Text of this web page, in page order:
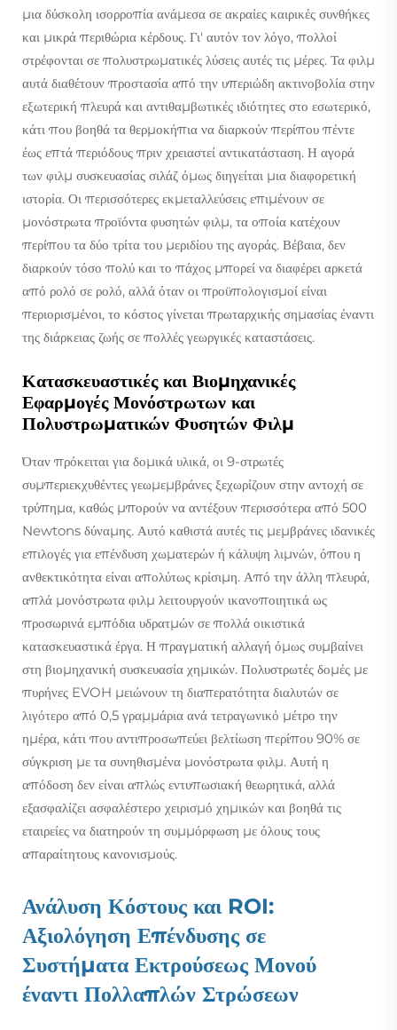
μια δύσκολη ισορροπία ανάμεσα σε ακραίες καιρικές συνθήκες
και μικρά περιθώρια κέρδους. Γι' αυτόν τον λόγο, πολλοί
στρέφονται σε πολυστρωματικές λύσεις αυτές τις μέρες. Τα φιλμ
αυτά διαθέτουν προστασία από την υπεριώδη ακτινοβολία στην
εξωτερική πλευρά και αντιθαμβωτικές ιδιότητες στο εσωτερικό,
κάτι που βοηθά τα θερμοκήπια να διαρκούν περίπου πέντε
έως επτά περιόδους πριν χρειαστεί αντικατάσταση. Η αγορά
των φιλμ συσκευασίας σιλάζ όμως διηγείται μια διαφορετική
ιστορία. Οι περισσότερες εκμεταλλεύσεις επιμένουν σε
μονόστρωτα προϊόντα φυσητών φιλμ, τα οποία κατέχουν
περίπου τα δύο τρίτα του μεριδίου της αγοράς. Βέβαια, δεν
διαρκούν τόσο πολύ και το πάχος μπορεί να διαφέρει αρκετά
από ρολό σε ρολό, αλλά όταν οι προϋπολογισμοί είναι
περιορισμένοι, το κόστος γίνεται πρωταρχικής σημασίας έναντι
της διάρκειας ζωής σε πολλές γεωργικές καταστάσεις.
Κατασκευαστικές και Βιομηχανικές
Εφαρμογές Μονόστρωτων και
Πολυστρωματικών Φυσητών Φιλμ
Όταν πρόκειται για δομικά υλικά, οι 9-στρωτές
συμπεριεκχυθέντες γεωμεμβράνες ξεχωρίζουν στην αντοχή σε
τρύπημα, καθώς μπορούν να αντέξουν περισσότερα από 500
Newtons δύναμης. Αυτό καθιστά αυτές τις μεμβράνες ιδανικές
επιλογές για επένδυση χωματερών ή κάλυψη λιμνών, όπου η
ανθεκτικότητα είναι απολύτως κρίσιμη. Από την άλλη πλευρά,
απλά μονόστρωτα φιλμ λειτουργούν ικανοποιητικά ως
προσωρινά εμπόδια υδρατμών σε πολλά οικιστικά
κατασκευαστικά έργα. Η πραγματική αλλαγή όμως συμβαίνει
στη βιομηχανική συσκευασία χημικών. Πολυστρωτές δομές με
πυρήνες EVOH μειώνουν τη διαπερατότητα διαλυτών σε
λιγότερο από 0,5 γραμμάρια ανά τετραγωνικό μέτρο την
ημέρα, κάτι που αντιπροσωπεύει βελτίωση περίπου 90% σε
σύγκριση με τα συνηθισμένα μονόστρωτα φιλμ. Αυτή η
απόδοση δεν είναι απλώς εντυπωσιακή θεωρητικά, αλλά
εξασφαλίζει ασφαλέστερο χειρισμό χημικών και βοηθά τις
εταιρείες να διατηρούν τη συμμόρφωση με όλους τους
απαραίτητους κανονισμούς.
Ανάλυση Κόστους και ROI:
Αξιολόγηση Επένδυσης σε
Συστήματα Εκτρούσεως Μονού
έναντι Πολλαπλών Στρώσεων